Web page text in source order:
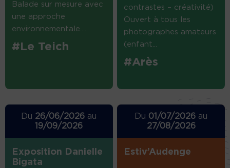
Balade sur mesure avec
une approche
environnementale....
#Le Teich
contrastes – créativité)
Ouvert à tous les
photographes amateurs
(enfant...
#Arès
Du 26/06/2026 au
19/09/2026
Exposition Danielle
Bigata
Du 01/07/2026 au
27/08/2026
Estiv’Audenge